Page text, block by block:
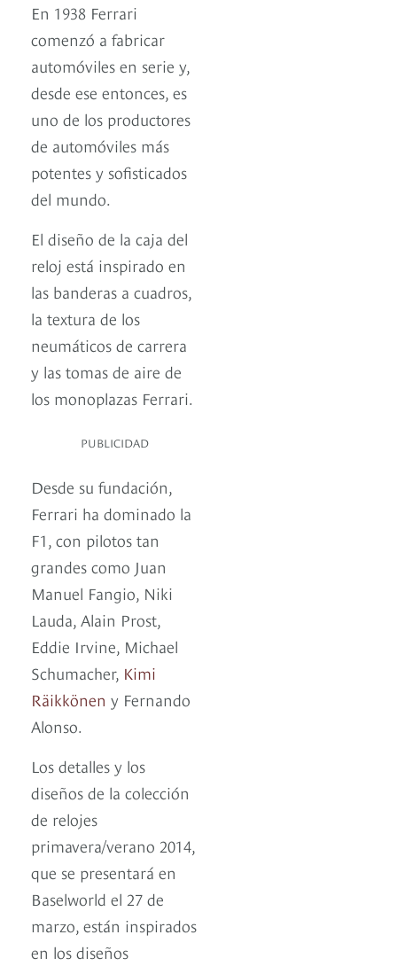
En 1938 Ferrari
comenzó a fabricar
automóviles en serie y,
desde ese entonces, es
uno de los productores
de automóviles más
potentes y sofisticados
del mundo.
El diseño de la caja del
reloj está inspirado en
las banderas a cuadros,
la textura de los
neumáticos de carrera
y las tomas de aire de
los monoplazas Ferrari.
PUBLICIDAD
Desde su fundación,
Ferrari ha dominado la
F1, con pilotos tan
grandes como Juan
Manuel Fangio, Niki
Lauda, Alain Prost,
Eddie Irvine, Michael
Schumacher, Kimi
Räikkönen y Fernando
Alonso.
Los detalles y los
diseños de la colección
de relojes
primavera/verano 2014,
que se presentará en
Baselworld el 27 de
marzo, están inspirados
en los diseños